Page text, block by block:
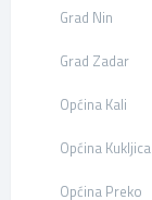
Grad Nin
Grad Zadar
Općina Kali
Općina Kukljica
Općina Preko